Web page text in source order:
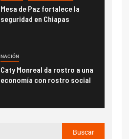
Mesa de Paz fortalece la
seguridad en Chiapas
NACIÓN
Caty Monreal da rostro a una
economía con rostro social